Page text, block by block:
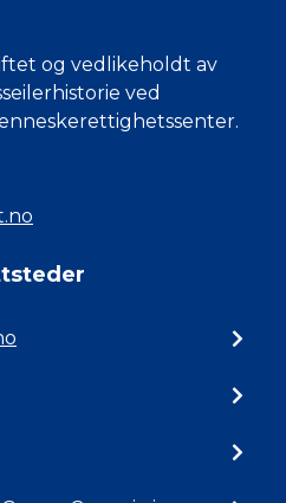
og vedlikeholdt av
ved